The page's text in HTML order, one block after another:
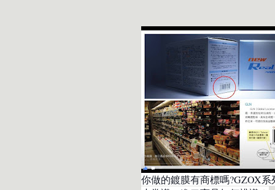
你做的鍍膜有商標嗎?GZOX系